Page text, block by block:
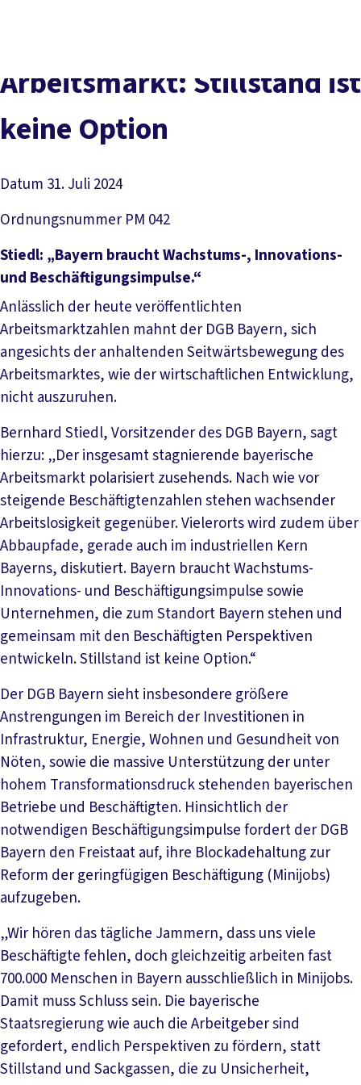
Service
Mitmachen
Ar­beits­mark­t: Still­stand ist
kei­ne Op­ti­on
Datum 31. Juli 2024
Ordnungsnummer PM 042
Stiedl: „Bayern braucht Wachstums-, Innovations-
und Beschäftigungsimpulse.“
Anlässlich der heute veröffentlichten
Arbeitsmarktzahlen mahnt der DGB Bayern, sich
angesichts der anhaltenden Seitwärtsbewegung des
Arbeitsmarktes, wie der wirtschaftlichen Entwicklung,
nicht auszuruhen.
Bernhard Stiedl, Vorsitzender des DGB Bayern, sagt
hierzu: „Der insgesamt stagnierende bayerische
Arbeitsmarkt polarisiert zusehends. Nach wie vor
steigende Beschäftigtenzahlen stehen wachsender
Arbeitslosigkeit gegenüber. Vielerorts wird zudem über
Abbaupfade, gerade auch im industriellen Kern
Bayerns, diskutiert. Bayern braucht Wachstums-
Innovations- und Beschäftigungsimpulse sowie
Unternehmen, die zum Standort Bayern stehen und
gemeinsam mit den Beschäftigten Perspektiven
entwickeln. Stillstand ist keine Option.“
Der DGB Bayern sieht insbesondere größere
Anstrengungen im Bereich der Investitionen in
Infrastruktur, Energie, Wohnen und Gesundheit von
Nöten, sowie die massive Unterstützung der unter
hohem Transformationsdruck stehenden bayerischen
Betriebe und Beschäftigten. Hinsichtlich der
notwendigen Beschäftigungsimpulse fordert der DGB
Bayern den Freistaat auf, ihre Blockadehaltung zur
Reform der geringfügigen Beschäftigung (Minijobs)
aufzugeben.
„Wir hören das tägliche Jammern, dass uns viele
Beschäftigte fehlen, doch gleichzeitig arbeiten fast
700.000 Menschen in Bayern ausschließlich in Minijobs.
Damit muss Schluss sein. Die bayerische
Staatsregierung wie auch die Arbeitgeber sind
gefordert, endlich Perspektiven zu fördern, statt
Stillstand und Sackgassen, die zu Unsicherheit,